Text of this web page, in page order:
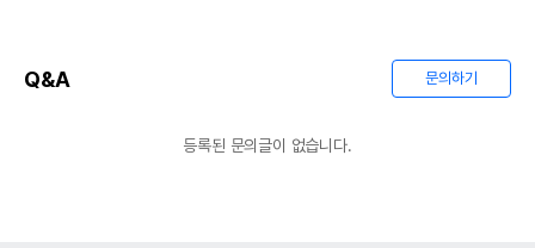
Q&A 문의하기
등록된 문의글이 없습니다.